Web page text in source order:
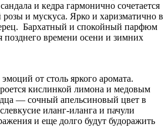
и кедра гармонично сочетается
розы и мускуса. Ярко и харизматично в
Бархатный и спокойный парфюм
позднего времени осени и зимних
от столь яркого аромата.
кислинкой лимона и медовым
— сочный апельсиновый цвет в
иланг-иланга и пачули
и еще долго будут будоражить